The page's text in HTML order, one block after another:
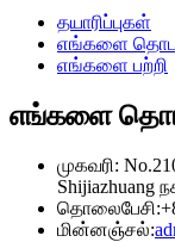
தயாரிப்புகள்
எங்களை
எங்களை பற்றி
எங்களை
முகவரி:
Shijiazhuang
மின்னஞ்சல்: